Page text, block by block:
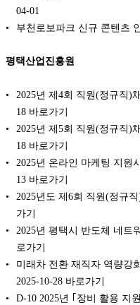
04-01
부천로보파크 신규 콘텐츠
평택산업진흥원
2025년 제4회 직원(정규직)
18 바로가기
2025년 제5회 직원(정규직)
18 바로가기
2025년 온라인 마케팅 지원
13 바로가기
2025년도 제6회 직원(정규
가기
2025년 평택시 반도체 네트
로가기
미래차 전환 재직자 역량강
2025-10-28 바로가기
D-10 2025년 ｢장비 활용 지